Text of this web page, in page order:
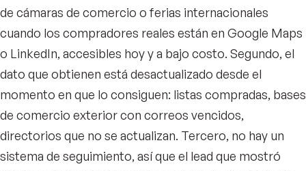
de cámaras de comercio o ferias internacionales
cuando los compradores reales están en Google Maps
o LinkedIn, accesibles hoy y a bajo costo. Segundo, el
dato que obtienen está desactualizado desde el
momento en que lo consiguen: listas compradas, bases
de comercio exterior con correos vencidos,
directorios que no se actualizan. Tercero, no hay un
sistema de seguimiento, así que el lead que mostró